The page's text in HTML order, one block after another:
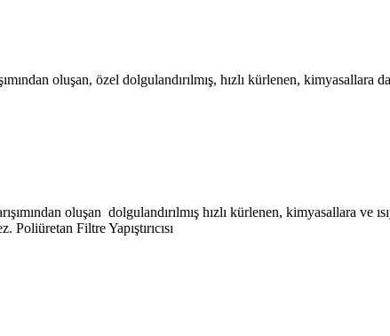
oluşan, özel dolgulandırılmış, hızlı kürlenen, kimyasallara
oluşan dolgulandırılmış hızlı kürlenen, kimyasallara
Poliüretan Filtre Yapıştırıcısı